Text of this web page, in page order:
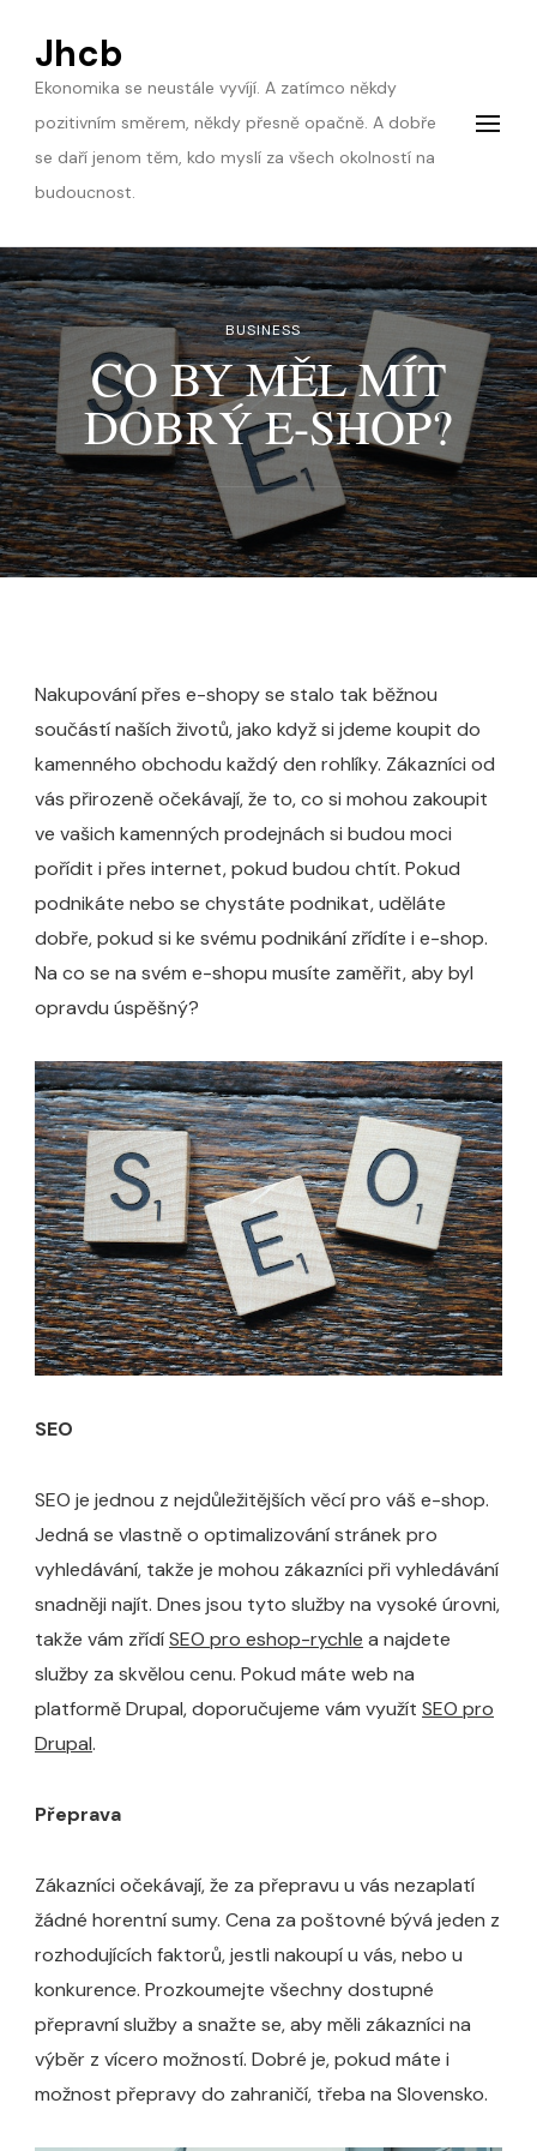
Jhcb
Ekonomika se neustále vyvíjí. A zatímco někdy
pozitivním směrem, někdy přesně opačně. A dobře
se daří jenom těm, kdo myslí za všech okolností na
budoucnost.
BUSINESS
CO BY MĚL MÍT
DOBRÝ E-SHOP?
Nakupování přes e-shopy se stalo tak běžnou
součástí naších životů, jako když si jdeme koupit do
kamenného obchodu každý den rohlíky. Zákazníci od
vás přirozeně očekávají, že to, co si mohou zakoupit
ve vašich kamenných prodejnách si budou moci
pořídit i přes internet, pokud budou chtít. Pokud
podnikáte nebo se chystáte podnikat, uděláte
dobře, pokud si ke svému podnikání zřídíte i e-shop.
Na co se na svém e-shopu musíte zaměřit, aby byl
opravdu úspěšný?
SEO
SEO je jednou z nejdůležitějších věcí pro váš e-shop.
Jedná se vlastně o optimalizování stránek pro
vyhledávání, takže je mohou zákazníci při vyhledávání
snadněji najít. Dnes jsou tyto služby na vysoké úrovni,
takže vám zřídíSEO pro eshop-rychle a najdete
služby za skvělou cenu. Pokud máte web na
platformě Drupal, doporučujeme vám využít SEO pro
Drupal.
Přeprava
Zákazníci očekávají, že za přepravu u vás nezaplatí
žádné horentní sumy. Cena za poštovné bývá jeden z
rozhodujících faktorů, jestli nakoupí u vás, nebo u
konkurence. Prozkoumejte všechny dostupné
přepravní služby a snažte se, aby měli zákazníci na
výběr z vícero možností. Dobré je, pokud máte i
možnost přepravy do zahraničí, třeba na Slovensko.